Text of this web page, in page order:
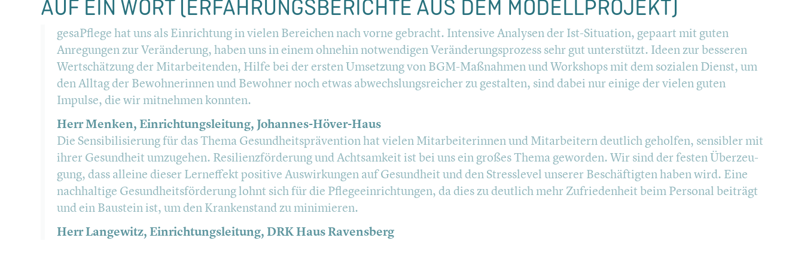
AUF EIN WORT (ERFAH­RUNGS­BE­RICHTE AUS DEM MODELL­PRO­JEKT)
gesaPflege hat uns als Einrich­tung in vielen Bereichen nach vorne gebracht. Intensive Analysen der Ist-Situation, gepaart mit guten
Anregun­gen zur Verän­de­rung, haben uns in einem ohnehin notwen­di­gen Verän­de­rungs­pro­zess sehr gut unter­stützt. Ideen zur besseren
Wertschät­zung der Mitar­bei­ten­den, Hilfe bei der ersten Umsetzung von BGM-Maßnahmen und Workshops mit dem sozialen Dienst, um
den Alltag der Bewoh­ne­rin­nen und Bewohner noch etwas abwechs­lungs­rei­cher zu gestalten, sind dabei nur einige der vielen guten
Impulse, die wir mitnehmen konnten.
Herr Menken, Einrich­tungs­lei­tung, Johannes-Höver-Haus
Die Sensi­bi­li­sie­rung für das Thema Gesund­heits­prä­ven­tion hat vielen Mitar­bei­te­rin­nen und Mitar­bei­tern deutlich geholfen, sensibler mit
ihrer Gesund­heit umzugehen. Resili­enz­för­de­rung und Achtsam­keit ist bei uns ein großes Thema geworden. Wir sind der festen Überzeu­
gung, dass alleine dieser Lernef­fekt positive Auswir­kun­gen auf Gesund­heit und den Stress­le­vel unserer Beschäf­tig­ten haben wird. Eine
nachhal­tige Gesundheits­förderung lohnt sich für die Pflege­ein­rich­tun­gen, da dies zu deutlich mehr Zufrie­den­heit beim Personal beiträgt
und ein Baustein ist, um den Kranken­stand zu minimie­ren.
Herr Langewitz, Einrich­tungs­lei­tung, DRK Haus Ravens­berg